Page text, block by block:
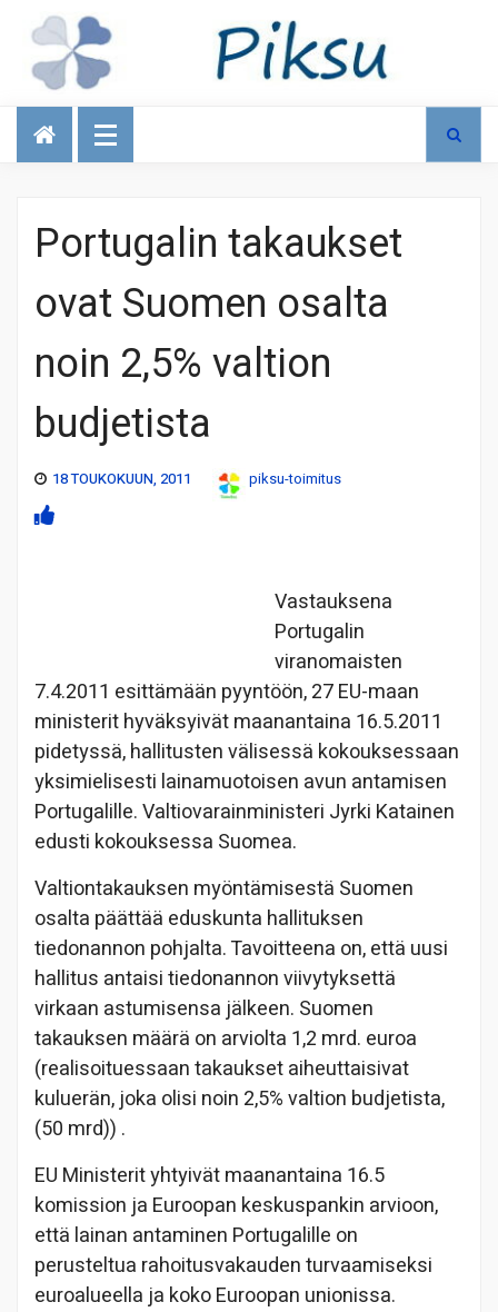
Talous
Portugalin takaukset
ovat Suomen osalta
noin 2,5% valtion
budjetista
18 TOUKOKUUN, 2011 piksu-toimitus
Vastauksena
Portugalin
viranomaisten
7.4.2011 esittämään pyyntöön, 27 EU-maan
ministerit hyväksyivät maanantaina 16.5.2011
pidetyssä, hallitusten välisessä kokouksessaan
yksimielisesti lainamuotoisen avun antamisen
Portugalille. Valtiovarainministeri Jyrki Katainen
edusti kokouksessa Suomea.
Valtion­takauksen myöntämisestä Suomen
osalta päättää eduskunta hallituksen
tiedonannon pohjalta. Tavoitteena on, että uusi
hallitus antaisi tiedonannon viivytyksettä
virkaan astumisensa jälkeen. Suomen
takauksen määrä on arviolta 1,2 mrd. euroa
(realisoituessaan takaukset aiheuttaisivat
kuluerän, joka olisi noin 2,5% valtion budjetista,
(50 mrd)) .
EU Ministerit yhtyivät maanantaina 16.5
komission ja Euroopan keskuspankin arvioon,
että lainan antaminen Portugalille on
perusteltua rahoitusvakauden turvaamiseksi
euroalueella ja koko Euroopan unionissa.